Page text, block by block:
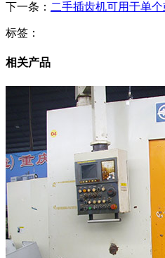
下一条： 二手插齿机可用于单
标签：
相关产品